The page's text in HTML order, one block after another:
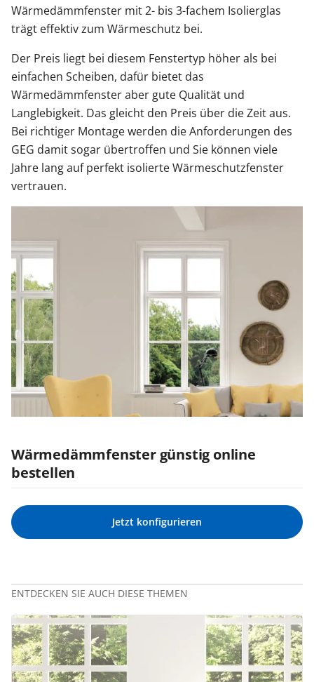
Wärmedämmfenster mit 2- bis 3-fachem Isolierglas
trägt effektiv zum Wärmeschutz bei.
Der Preis liegt bei diesem Fenstertyp höher als bei
einfachen Scheiben, dafür bietet das
Wärmedämmfenster aber gute Qualität und
Langlebigkeit. Das gleicht den Preis über die Zeit aus.
Bei richtiger Montage werden die Anforderungen des
GEG damit sogar übertroffen und Sie können viele
Jahre lang auf perfekt isolierte Wärmeschutzfenster
vertrauen.
Wärmedämmfenster günstig online
bestellen
Jetzt konfigurieren
ENTDECKEN SIE AUCH DIESE THEMEN